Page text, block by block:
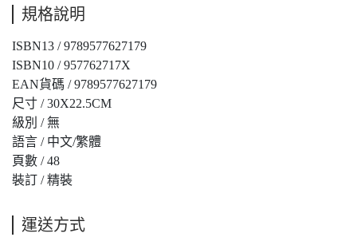
規格說明
ISBN13 / 9789577627179
ISBN10 / 957762717X
EAN貨碼 / 9789577627179
尺寸 / 30X22.5CM
級別 / 無
語言 / 中文/繁體
頁數 / 48
裝訂 / 精裝
運送方式